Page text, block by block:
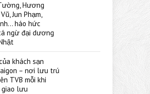
Hương
Jun Phạm,
háo hức
ngừ đại dương
khách sạn
– nơi lưu trú
TVB mỗi khi
giao lưu